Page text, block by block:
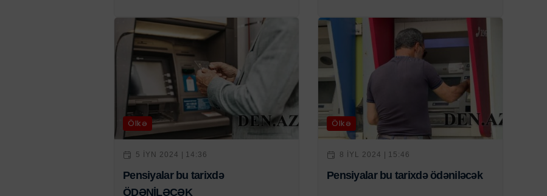
Ölkə
5 IYN 2024 | 14:36
Pensiyalar bu tarixdə
ÖDƏNİLƏCƏK
Ölkə
8 IYL 2024 | 15:46
Pensiyalar bu tarixdə ödəniləcək